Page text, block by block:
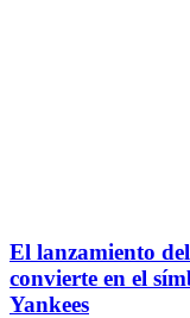
El lanzamiento
convierte en el
Yankees